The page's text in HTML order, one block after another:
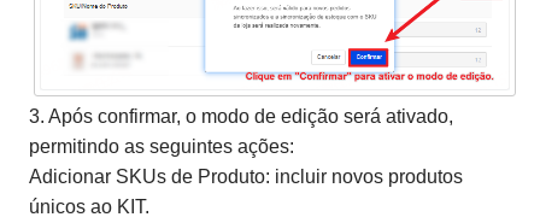
3. Após confirmar, o modo de edição será ativado,
permitindo as seguintes ações:
Adicionar SKUs de Produto: incluir novos produtos
únicos ao KIT.